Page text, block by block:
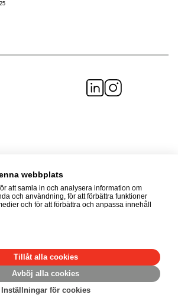
webbplats
att samla in och analysera information om
och användning, för att förbättra funktioner
och för att förbättra och anpassa innehåll
Tillåt alla cookies
Avböj alla cookies
Inställningar för cookies